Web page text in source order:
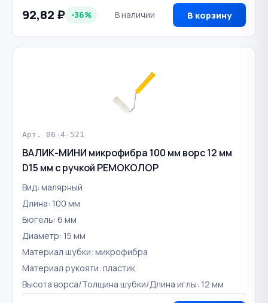
92,82 ₽ -36% В наличии В корзину
Арт. 06-4-521
ВАЛИК-МИНИ микрофибра 100 мм ворс 12 мм
D15 мм с ручкой РЕМОКОЛОР
Вид: малярный
Длина: 100 мм
Бюгель: 6 мм
Диаметр: 15 мм
Материал шубки: микрофибра
Материал рукояти: пластик
Высота ворса/Толщина шубки/Длина иглы: 12 мм